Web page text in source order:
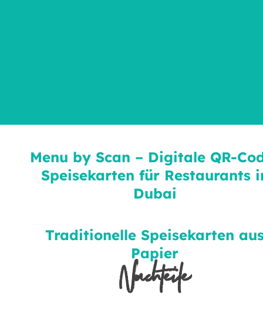
Menu by Scan – Digitale QR-
Speisekarten für Restaurants
Dubai
Traditionelle Speisekarten
Papier
Nachteile